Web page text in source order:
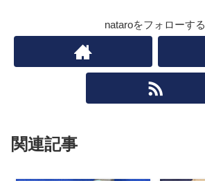
nataroをフォローする
関連記事